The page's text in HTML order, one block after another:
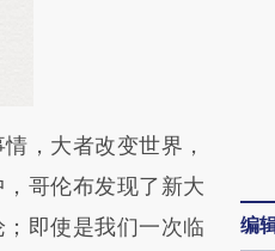
话：本文由第三方
新文章
，大者改变世界，
哥伦布发现了新大
即使是我们一次临
编